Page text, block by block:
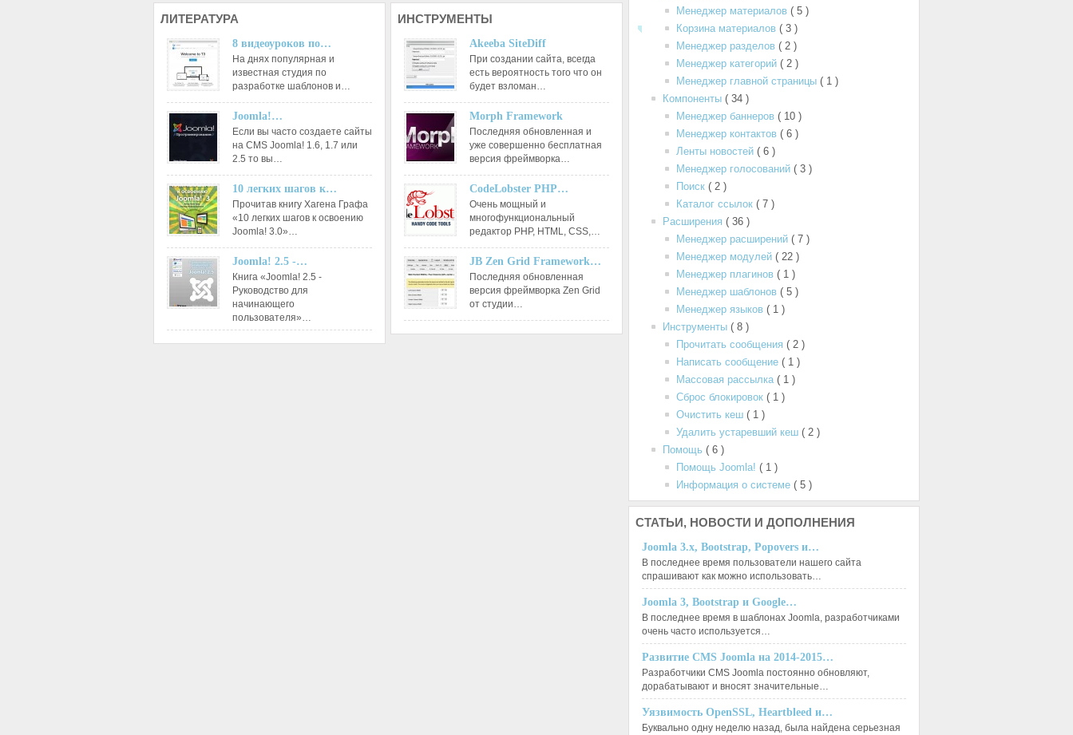
ЛИТЕРАТУРА
8 видеоуроков по…
На днях популярная и
известная студия по
разработке шаблонов и…
Joomla!…
Если вы часто создаете сайты
на CMS Joomla! 1.6, 1.7 или
2.5 то вы…
10 легких шагов к…
Прочитав книгу Хагена Графа
«10 легких шагов к освоению
Joomla! 3.0»…
Joomla! 2.5 -…
Книга «Joomla! 2.5 -
Руководство для
начинающего
пользователя»…
ИНСТРУМЕНТЫ
Akeeba SiteDiff
При создании сайта, всегда
есть вероятность того что он
будет взломан…
Morph Framework
Последняя обновленная и
уже совершенно бесплатная
версия фреймворка…
CodeLobster PHP…
Очень мощный и
многофункциональный
редактор РНР, HTML, CSS,…
JB Zen Grid Framework…
Последняя обновленная
версия фреймворка Zen Grid
от студии…
Менеджер материалов ( 5 )
Корзина материалов ( 3 )
Менеджер разделов ( 2 )
Менеджер категорий ( 2 )
Менеджер главной страницы ( 1 )
Компоненты ( 34 )
Менеджер баннеров ( 10 )
Менеджер контактов ( 6 )
Ленты новостей ( 6 )
Менеджер голосований ( 3 )
Поиск ( 2 )
Каталог ссылок ( 7 )
Расширения ( 36 )
Менеджер расширений ( 7 )
Менеджер модулей ( 22 )
Менеджер плагинов ( 1 )
Менеджер шаблонов ( 5 )
Менеджер языков ( 1 )
Инструменты ( 8 )
Прочитать сообщения ( 2 )
Написать сообщение ( 1 )
Массовая рассылка ( 1 )
Сброс блокировок ( 1 )
Очистить кеш ( 1 )
Удалить устаревший кеш ( 2 )
Помощь ( 6 )
Помощь Joomla! ( 1 )
Информация о системе ( 5 )
СТАТЬИ, НОВОСТИ И ДОПОЛНЕНИЯ
Joomla 3.x, Bootstrap, Popovers и…
В последнее время пользователи нашего сайта
спрашивают как можно использовать…
Joomla 3, Bootstrap и Google…
В последнее время в шаблонах Joomla, разработчиками
очень часто используется…
Развитие CMS Joomla на 2014-2015…
Разработчики CMS Joomla постоянно обновляют,
дорабатывают и вносят значительные…
Уязвимость OpenSSL, Heartbleed и…
Буквально одну неделю назад, была найдена серьезная